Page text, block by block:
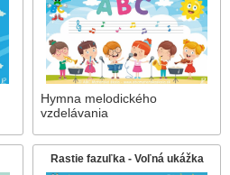
Hymna melodického
vzdelávania
Rastie fazuľka - Voľná ukážka